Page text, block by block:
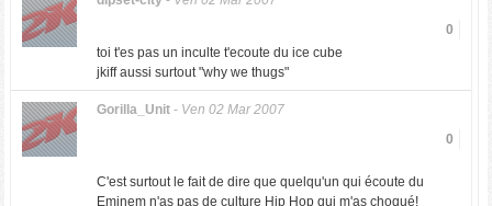
0
toi t'es pas un inculte t'ecoute du ice cube
jkiff aussi surtout "why we thugs"
Gorilla_Unit- Ven 02 Mar 2007
0
C'est surtout le fait de dire que quelqu'un qui écoute du
Eminem n'as pas de culture Hip Hop qui m'as choqué!